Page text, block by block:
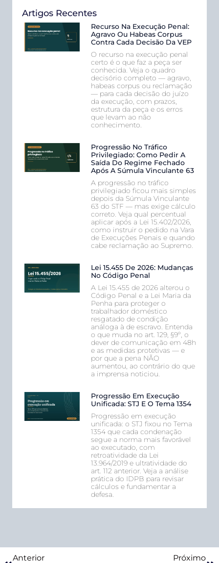
Artigos Recentes
Recurso Na Execução Penal:
Agravo Ou Habeas Corpus
Contra Cada Decisão Da VEP
O recurso na execução penal
certo é o que faz a peça ser
conhecida. Veja o quadro
decisório completo — agravo,
habeas corpus ou reclamação
— para cada decisão do juízo
da execução, com prazos,
estrutura da peça e os erros
que levam ao não
conhecimento.
Progressão No Tráfico
Privilegiado: Como Pedir A
Saída Do Regime Fechado
Após A Súmula Vinculante 63
A progressão no tráfico
privilegiado ficou mais simples
depois da Súmula Vinculante
63 do STF — mas exige cálculo
correto. Veja qual percentual
aplicar após a Lei 15.402/2026,
como instruir o pedido na Vara
de Execuções Penais e quando
cabe reclamação ao Supremo.
Lei 15.455 De 2026: Mudanças
No Código Penal
A Lei 15.455 de 2026 alterou o
Código Penal e a Lei Maria da
Penha para proteger o
trabalhador doméstico
resgatado de condição
análoga à de escravo. Entenda
o que muda no art. 129, §9º, o
dever de comunicação em 48h
e as medidas protetivas — e
por que a pena NÃO
aumentou, ao contrário do que
a imprensa noticiou.
Progressão Em Execução
Unificada: STJ E O Tema 1354
Progressão em execução
unificada: o STJ fixou no Tema
1354 que cada condenação
segue a norma mais favorável
ao executado, com
retroatividade da Lei
13.964/2019 e ultratividade do
art. 112 anterior. Veja a análise
prática do IDPB para revisar
cálculos e fundamentar a
defesa.
Anterior Próximo